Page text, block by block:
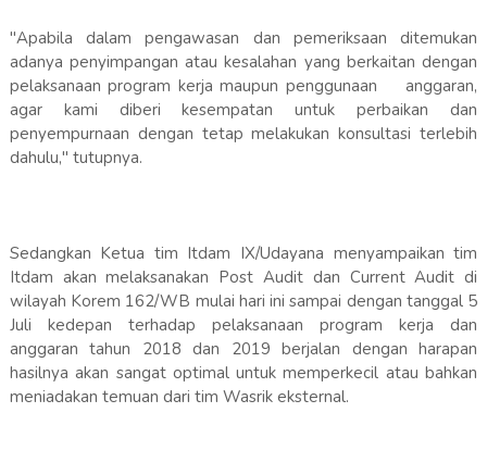
"Apabila dalam pengawasan dan pemeriksaan ditemukan
adanya penyimpangan atau kesalahan yang berkaitan dengan
pelaksanaan program kerja maupun penggunaan anggaran,
agar kami diberi kesempatan untuk perbaikan dan
penyempurnaan dengan tetap melakukan konsultasi terlebih
dahulu," tutupnya.
Sedangkan Ketua tim Itdam IX/Udayana menyampaikan tim
Itdam akan melaksanakan Post Audit dan Current Audit di
wilayah Korem 162/WB mulai hari ini sampai dengan tanggal 5
Juli kedepan terhadap pelaksanaan program kerja dan
anggaran tahun 2018 dan 2019 berjalan dengan harapan
hasilnya akan sangat optimal untuk memperkecil atau bahkan
meniadakan temuan dari tim Wasrik eksternal.